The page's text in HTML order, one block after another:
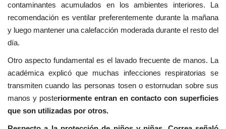
contaminantes acumulados en los ambientes interiores. La
recomendación es ventilar preferentemente durante la mañana
y luego mantener una calefacción moderada durante el resto del
día.
Otro aspecto fundamental es el lavado frecuente de manos. La
académica explicó que muchas infecciones respiratorias se
transmiten cuando las personas tosen o estornudan sobre sus
manos y posteriormente entran en contacto con superficies
que son utilizadas por otros.